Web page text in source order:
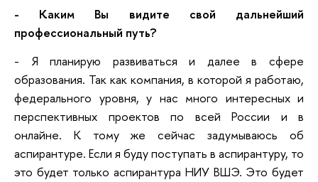
- Каким Вы видите свой дальнейший
профессиональный путь?
- Я планирую развиваться и далее в сфере
образования. Так как компания, в которой я работаю,
федерального уровня, у нас много интересных и
перспективных проектов по всей России и в
онлайне. К тому же сейчас задумываюсь об
аспирантуре. Если я буду поступать в аспирантуру, то
это будет только аспирантура НИУ ВШЭ. Это будет